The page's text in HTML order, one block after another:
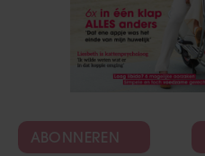
ABONNEREN